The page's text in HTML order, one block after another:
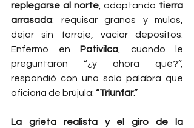
replegarse al norte, adoptando tierra
arrasada: requisar granos y mulas,
dejar sin forraje, vaciar depósitos.
Enfermo en Pativilca , cuando le
preguntaron “¿y ahora qué?”,
respondió con una sola palabra que
oficiaría de brújula: “Triunfar.”
La grieta realista y el giro de la